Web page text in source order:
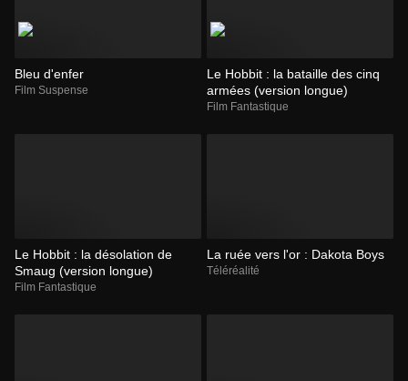
Bleu d'enfer
Film Suspense
Le Hobbit : la bataille des cinq
armées (version longue)
Film Fantastique
Le Hobbit : la désolation de
Smaug (version longue)
Film Fantastique
La ruée vers l'or : Dakota Boys
Téléréalité